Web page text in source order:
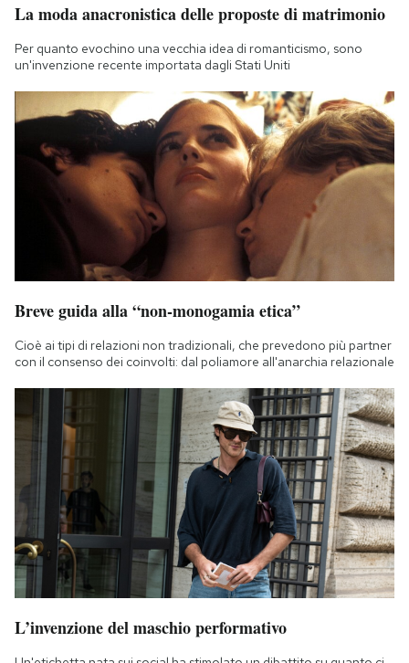
La moda anacronistica delle proposte di matrimonio
Per quanto evochino una vecchia idea di romanticismo, sono
un'invenzione recente importata dagli Stati Uniti
Breve guida alla “non-monogamia etica”
Cioè ai tipi di relazioni non tradizionali, che prevedono più partner
con il consenso dei coinvolti: dal poliamore all'anarchia relazionale
L’invenzione del maschio performativo